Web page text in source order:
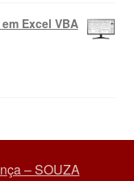
Excel VBA
– SOUZA